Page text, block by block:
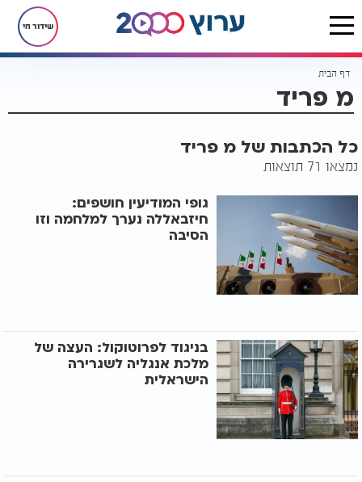
שידור חי
דף הבית
מ פריד
כל הכתבות של מ פריד
נמצאו 71 תוצאות
גופי המודיעין חושפים:
חיזבאללה נערך למלחמה וזו
הסיבה
בניגוד לפרוטוקול: העצה של
מלכת אנגליה לשגרירה
הישראלית